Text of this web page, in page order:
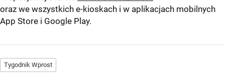
oraz we wszystkich e-kioskach i w aplikacjach mobilnych
App Store i Google Play.
Tygodnik Wprost